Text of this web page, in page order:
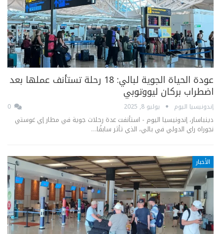
عودة الحياة الجوية لبالي: 18 رحلة تستأنف عملها بعد
اضطراب بركان ليووتوبي
إندونيسيا اليوم يوليو 8, 2025
دينباسار، إندونيسيا اليوم - استأنفت عدة رحلات جوية في مطار إي غوستي
نجوراه راي الدولي في بالي، الذي تأثر سابقًا…
الأخبار